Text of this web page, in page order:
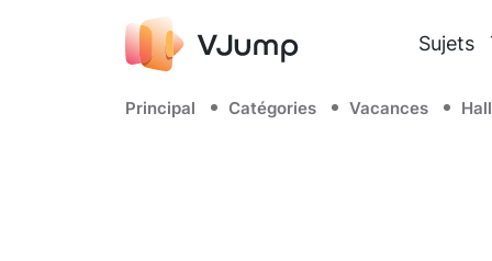
Sujets
Principal Catégories Vacances